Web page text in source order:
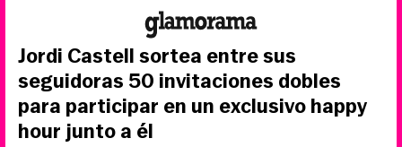
Jordi Castell sortea entre sus
seguidoras 50 invitaciones dobles
para participar en un exclusivo happy
hour junto a él